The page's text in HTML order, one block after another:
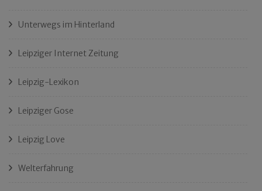
Unterwegs im Hinterland
Leipziger Internet Zeitung
Leipzig-Lexikon
Leipziger Gose
Leipzig Love
Welterfahrung